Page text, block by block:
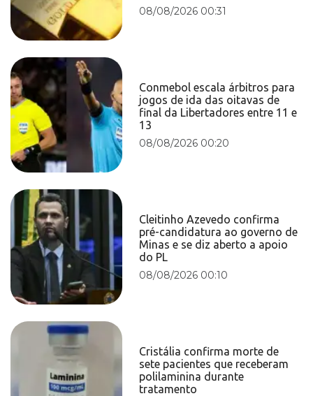
08/08/2026 00:31
Conmebol escala árbitros para
jogos de ida das oitavas de
final da Libertadores entre 11 e
13
08/08/2026 00:20
Cleitinho Azevedo confirma
pré-candidatura ao governo de
Minas e se diz aberto a apoio
do PL
08/08/2026 00:10
Cristália confirma morte de
sete pacientes que receberam
polilaminina durante
tratamento